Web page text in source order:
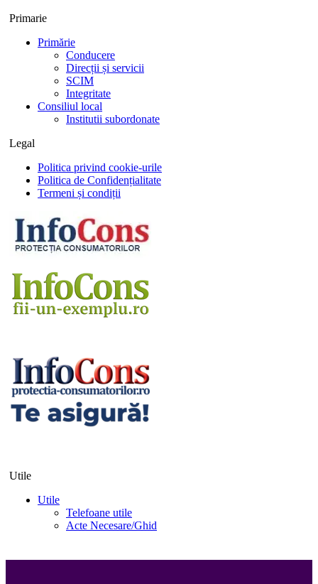
Primarie
Primărie
Conducere
Direcții și servicii
SCIM
Integritate
Consiliul local
Institutii subordonate
Legal
Politica privind cookie-urile
Politica de Confidențialitate
Termeni și condiții
Utile
Utile
Telefoane utile
Acte Necesare/Ghid